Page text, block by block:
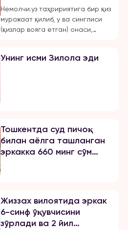
мажбурлаб турмушга
чиқарган, ўқиш,
ишлашдан маҳрум қилган
Немолчи.уз таҳририятига бир қиз
мурожаат қилиб, у ва синглиси
(қизлар вояга етган) онаси,
Хасанова томонидан бир неча
ишлайман. 2024 йил 31 октябрь
куни мени умуман норози бўлган
йигитга […]
Унинг исми Зилола эди
Тошкентда суд пичоқ
билан аёлга ташланган
эркакка 660 минг сўм
Жиззах вилоятида эркак
6-синф ўқувчисини
зўрлади ва 2 йил